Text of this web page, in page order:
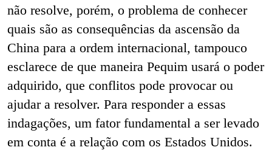
não resolve, porém, o problema de conhecer
quais são as consequências da ascensão da
China para a ordem internacional, tampouco
esclarece de que maneira Pequim usará o poder
adquirido, que conflitos pode provocar ou
ajudar a resolver. Para responder a essas
indagações, um fator fundamental a ser levado
em conta é a relação com os Estados Unidos.